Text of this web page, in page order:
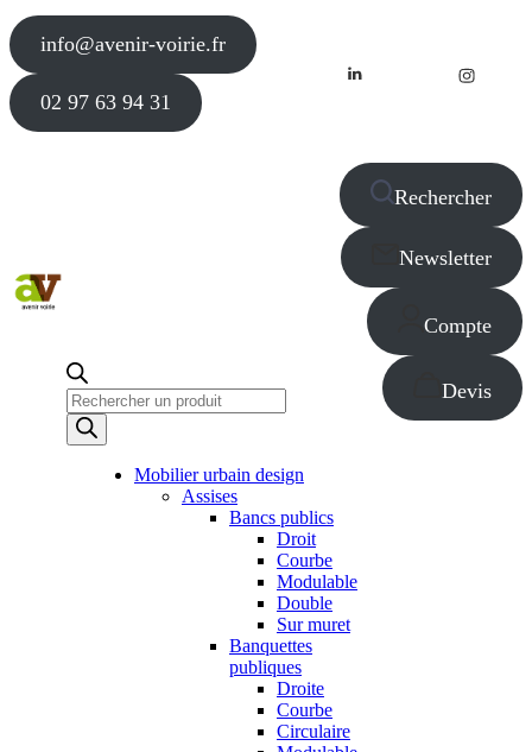
info@avenir-voirie.fr
02 97 63 94 31
Recherche
de
produits
Rechercher
Newsletter
Compte
Devis
Mobilier urbain design
Assises
Bancs publics
Droit
Courbe
Modulable
Double
Sur muret
Banquettes
publiques
Droite
Courbe
Circulaire